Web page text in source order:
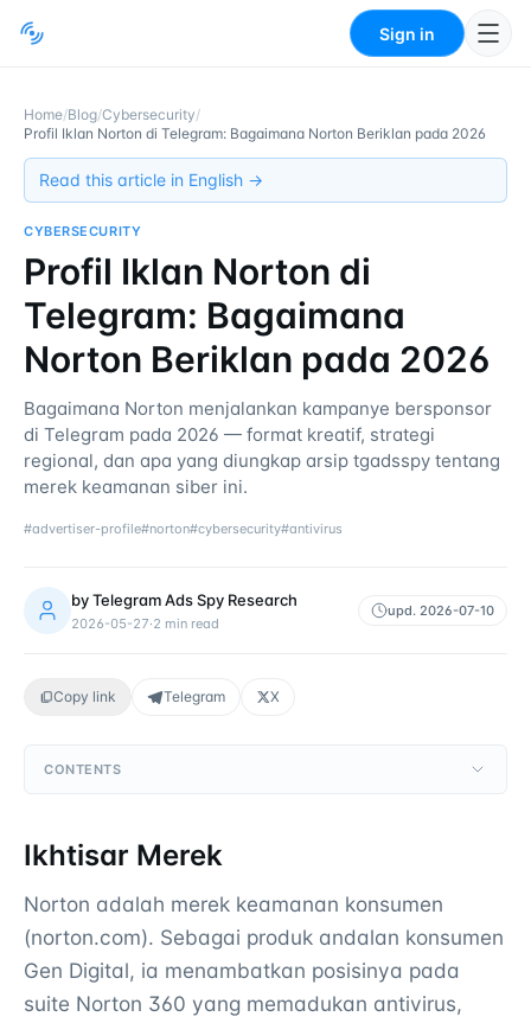
Sign in
Home/Blog/Cybersecurity/
Profil Iklan Norton di Telegram: Bagaimana Norton Beriklan pada 2026
Read this article in English →
CYBERSECURITY
Profil Iklan Norton di
Telegram: Bagaimana
Norton Beriklan pada 2026
Bagaimana Norton menjalankan kampanye bersponsor
di Telegram pada 2026 — format kreatif, strategi
regional, dan apa yang diungkap arsip tgadsspy tentang
merek keamanan siber ini.
#advertiser-profile#norton#cybersecurity#antivirus
byTelegram Ads Spy Research
2026-05-27·2 min read
upd. 2026-07-10
Copy link Telegram X
CONTENTS
Ikhtisar Merek
Norton adalah merek keamanan konsumen
(norton.com). Sebagai produk andalan konsumen
Gen Digital, ia menambatkan posisinya pada
suite Norton 360 yang memadukan antivirus,